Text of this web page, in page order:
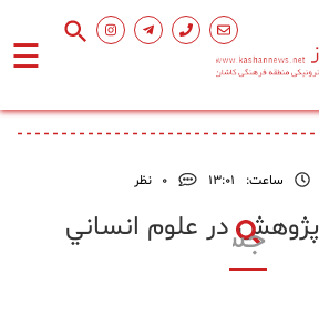
☰
ساعت: ۱۳:۰۱ 0 نظر
در علوم انساني